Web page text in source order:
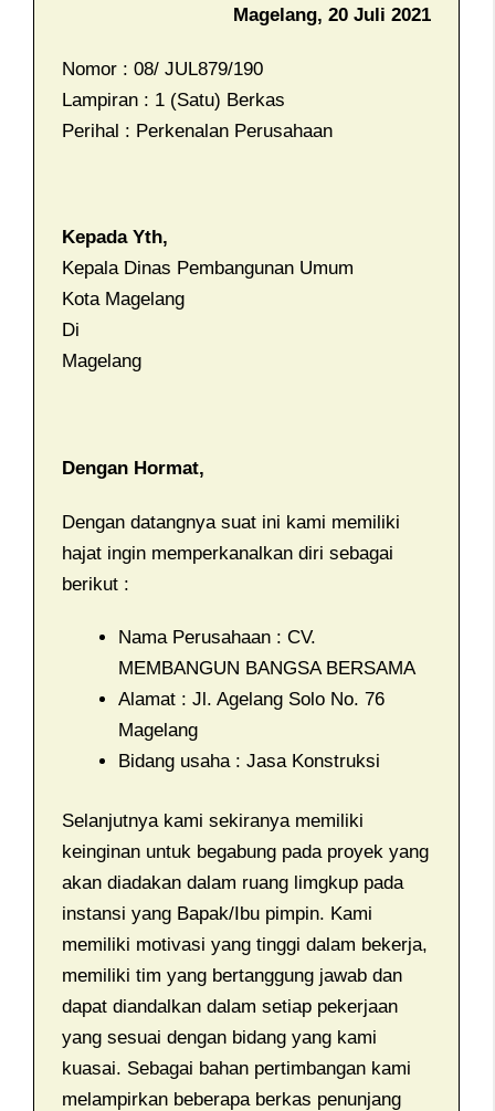
Magelang, 20 Juli 2021
Nomor : 08/ JUL879/190
Lampiran : 1 (Satu) Berkas
Perihal : Perkenalan Perusahaan
Kepada Yth,
Kepala Dinas Pembangunan Umum
Kota Magelang
Di
Magelang
Dengan Hormat,
Dengan datangnya suat ini kami memiliki
hajat ingin memperkanalkan diri sebagai
berikut :
Nama Perusahaan : CV.
MEMBANGUN BANGSA BERSAMA
Alamat : Jl. Agelang Solo No. 76
Magelang
Bidang usaha : Jasa Konstruksi
Selanjutnya kami sekiranya memiliki
keinginan untuk begabung pada proyek yang
akan diadakan dalam ruang limgkup pada
instansi yang Bapak/Ibu pimpin. Kami
memiliki motivasi yang tinggi dalam bekerja,
memiliki tim yang bertanggung jawab dan
dapat diandalkan dalam setiap pekerjaan
yang sesuai dengan bidang yang kami
kuasai. Sebagai bahan pertimbangan kami
melampirkan beberapa berkas penunjang